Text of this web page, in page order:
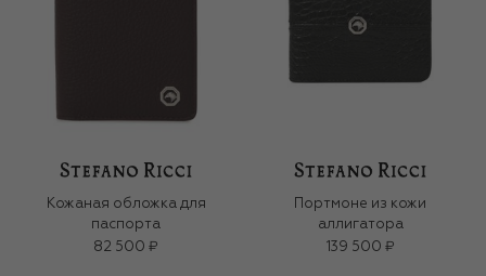
Кожаная обложка для
паспорта
82 500 ₽
Портмоне из кожи
аллигатора
139 500 ₽